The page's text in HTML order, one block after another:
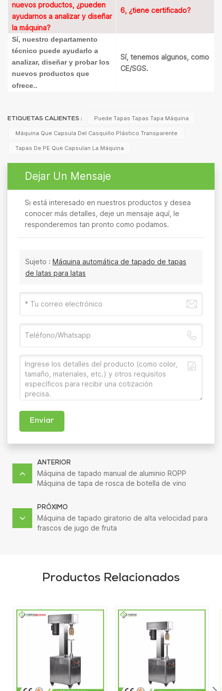
nuevos productos, ¿pueden
ayudarnos a analizar y diseñar
la máquina?
6, ¿tiene certificado?
Sí, nuestro departamento
técnico puede ayudarlo a
analizar, diseñar y probar los
nuevos productos que
ofrece..
Sí, tenemos algunos, como
CE/SGS.
ETIQUETAS CALIENTES : Puede Tapas Tapas Tapa Máquina
Máquina Que Capsula Del Casquillo Plástico Transparente
Tapas De PE Que Capsulan La Máquina
Dejar Un Mensaje
Si está interesado en nuestros productos y desea
conocer más detalles, deje un mensaje aquí, le
responderemos tan pronto como podamos.
Sujeto : Máquina automática de tapado de tapas
de latas para latas
Enviar
ANTERIOR
Máquina de tapado manual de aluminio ROPP
Máquina de tapa de rosca de botella de vino
PRÓXIMO
Máquina de tapado giratorio de alta velocidad para
frascos de jugo de fruta
Productos Relacionados